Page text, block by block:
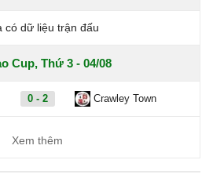
có dữ liệu trận đấu
Cup, Thứ 3 - 04/08
0 - 2 Crawley Town
Xem thêm